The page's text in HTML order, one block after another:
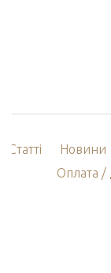
Статті Новини
Оплата /